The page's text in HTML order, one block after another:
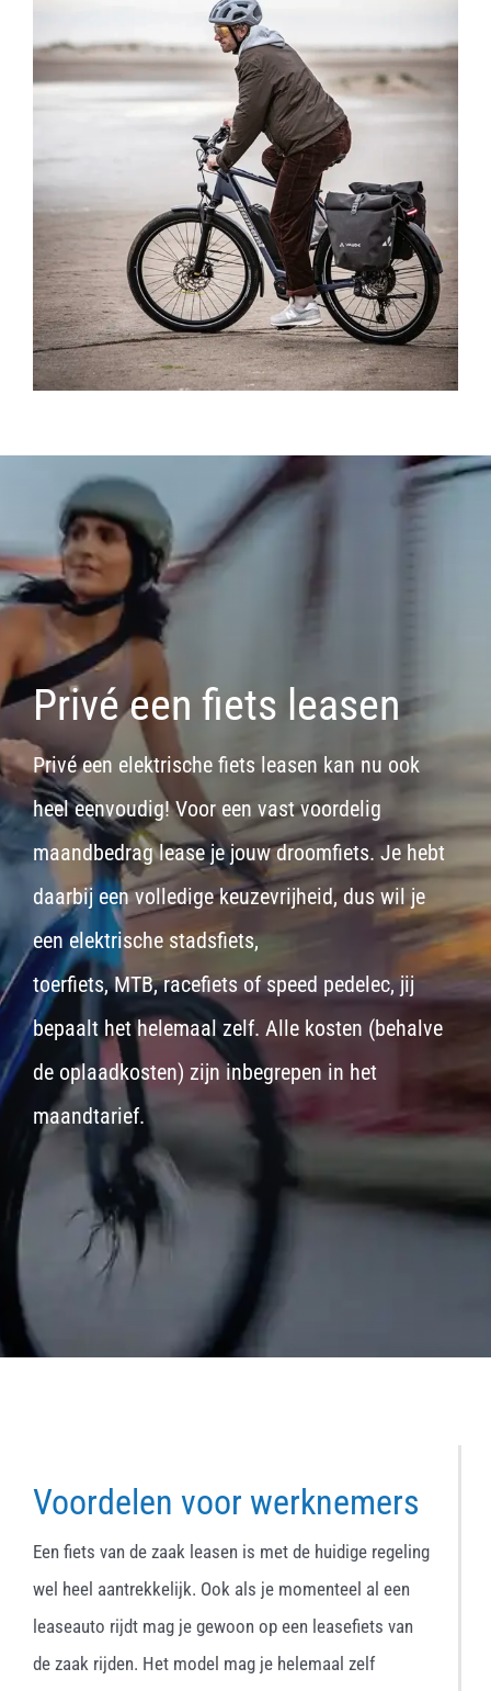
Privé een fiets leasen
Privé een elektrische fiets leasen kan nu ook
heel eenvoudig! Voor een vast voordelig
maandbedrag lease je jouw droomfiets. Je hebt
daarbij een volledige keuzevrijheid, dus wil je
eenelektrische stadsfiets,
toerfiets,MTB,racefietsof speed pedelec, jij
bepaalt het helemaal zelf. Alle kosten (behalve
de oplaadkosten) zijn inbegrepen in het
maandtarief.
Voordelen voor werknemers
Een fiets van de zaak leasen is met de huidige regeling
wel heel aantrekkelijk. Ook als je momenteel al een
leaseauto rijdt mag je gewoon op een leasefiets van
de zaak rijden. Het model mag je helemaal zelf